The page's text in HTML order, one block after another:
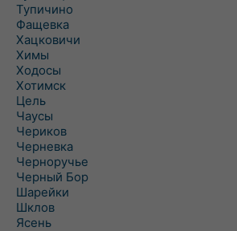
Тупичино
Фащевка
Хацковичи
Химы
Ходосы
Хотимск
Цель
Чаусы
Чериков
Черневка
Черноручье
Черный Бор
Шарейки
Шклов
Ясень